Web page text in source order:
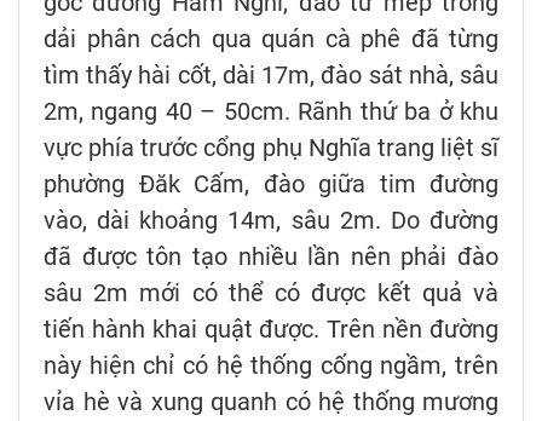
dải phân cách qua quán cà phê đã từng
tìm thấy hài cốt, dài 17m, đào sát nhà, sâu
2m, ngang 40 – 50cm. Rãnh thứ ba ở khu
vực phía trước cổng phụ Nghĩa trang liệt sĩ
phường Đăk Cấm, đào giữa tim đường
vào, dài khoảng 14m, sâu 2m. Do đường
đã được tôn tạo nhiều lần nên phải đào
sâu 2m mới có thể có được kết quả và
tiến hành khai quật được. Trên nền đường
này hiện chỉ có hệ thống cống ngầm, trên
vỉa hè và xung quanh có hệ thống mương